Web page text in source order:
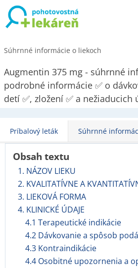
Súhrnné informácie o liekoch
Augmentin 375 mg - súhrnné
podrobné informácie ✅ o
detí ✅, zložení ✅ a nežiaducich
Príbalový leták Súhrnné
Obsah textu
1. NÁZOV LIEKU
2. KVALITATÍVNE A
3. LIEKOVÁ FORMA
4. KLINICKÉ ÚDAJE
4.1 Terapeutické indikácie
4.2 Dávkovanie a spôsob
4.3 Kontraindikácie
4.4 Osobitné upozornenia a